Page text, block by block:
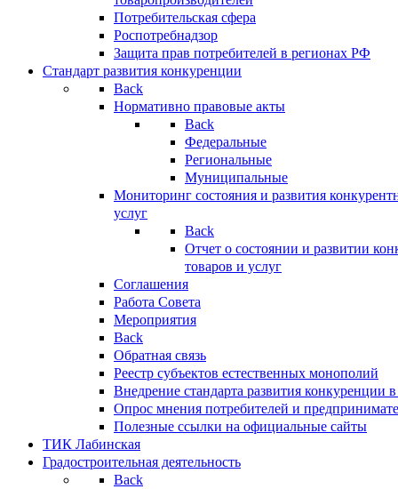
Потребительская сфера
Роспотребнадзор
Защита прав потребителей в регионах РФ
Стандарт развития конкуренции
Back
Нормативно правовые акты
Back
Федеральные
Региональные
Муниципальные
Мониторинг состояния и развития
услуг
Back
Отчет о состоянии и развитии
товаров и услуг
Соглашения
Работа Совета
Мероприятия
Back
Обратная связь
Реестр субъектов естественных монополий
Внедрение стандарта развития конкуренции
Опрос мнения потребителей и
Полезные ссылки на официальные сайты
ТИК Лабинская
Градостроительная деятельность
Back